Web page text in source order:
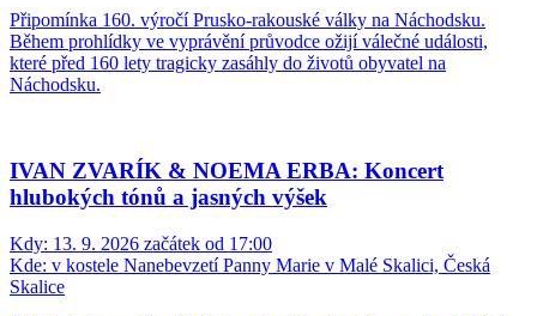
Připomínka 160. výročí Prusko-rakouské války na Náchodsku.
Během prohlídky ve vyprávění průvodce ožijí válečné události,
které před 160 lety tragicky zasáhly do životů obyvatel na
Náchodsku.
IVAN ZVARÍK & NOEMA ERBA: Koncert
hlubokých tónů a jasných výšek
Kdy: 13. 9. 2026 začátek od 17:00
Kde: v kostele Nanebevzetí Panny Marie v Malé Skalici, Česká
Skalice